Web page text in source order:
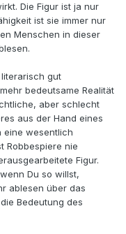
Die Figur ist ja nur
ist sie immer nur
Menschen in dieser
gut
bedeutsame Realität
aber schlecht
aus der Hand eines
eine wesentlich
Robbespiere nie
Figur.
Du so willst,
ablesen über das
Bedeutung des